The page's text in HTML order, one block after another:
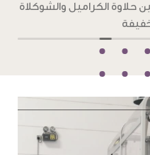
والكراميل المحمص